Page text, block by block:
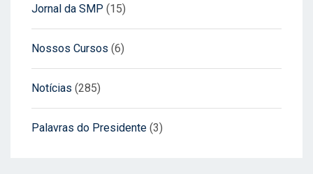
Jornal da SMP (15)
Nossos Cursos (6)
Notícias (285)
Palavras do Presidente (3)